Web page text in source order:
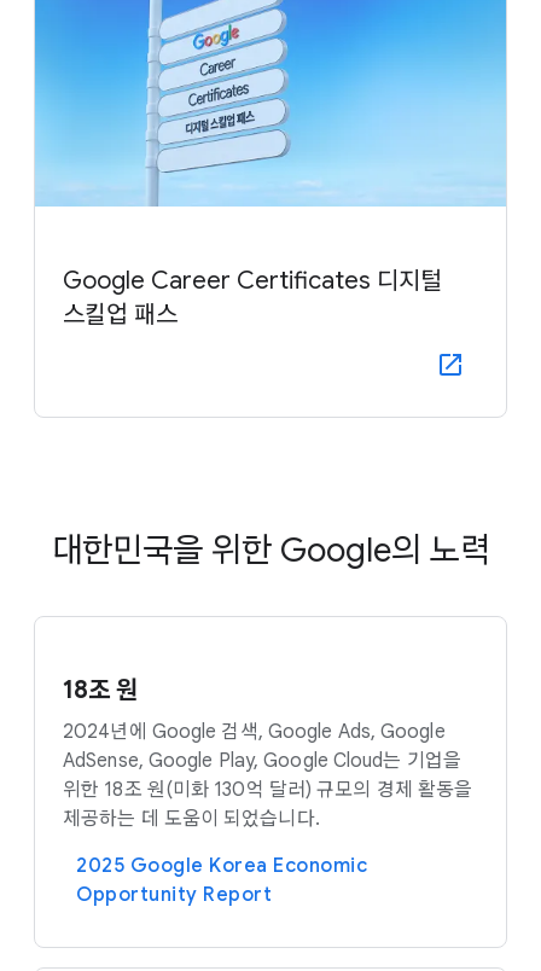
Google Career Certificates 디지털
스킬업 패스
대한민국을 위한 Google의 노력
18조 원
2024년에 Google 검색, Google Ads, Google
AdSense, Google Play, Google Cloud는 기업을
위한 18조 원(미화 130억 달러) 규모의 경제 활동을
제공하는 데 도움이 되었습니다.
2025 Google Korea Economic
Opportunity Report